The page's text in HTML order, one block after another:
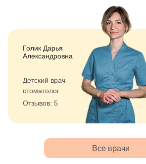
Голик Дарья
Александровна
Детский врач-
стоматолог
Отзывов: 5
Все врачи